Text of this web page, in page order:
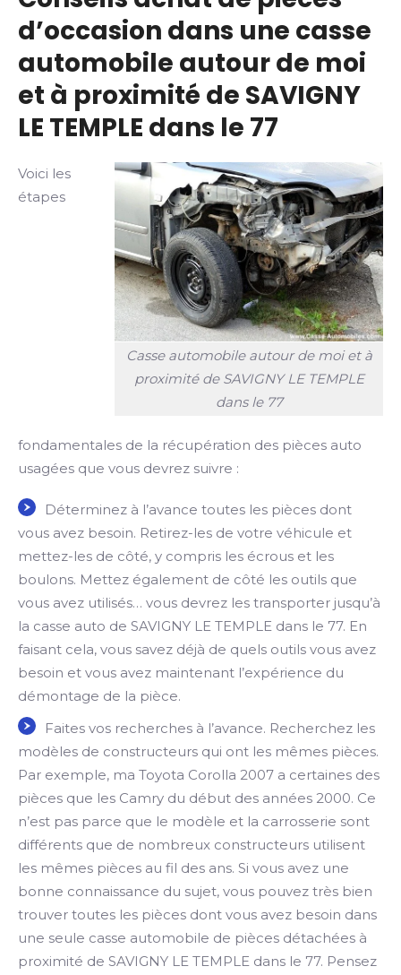
d’occasion dans une casse
automobile autour de moi
et à proximité de SAVIGNY
LE TEMPLE dans le 77
Casse automobile autour de moi et à
proximité de SAVIGNY LE TEMPLE
dans le 77
Voici les
étapes
fondamentales de la récupération des pièces auto
usagées que vous devrez suivre :
Déterminez à l’avance toutes les pièces dont
vous avez besoin. Retirez-les de votre véhicule et
mettez-les de côté, y compris les écrous et les
boulons. Mettez également de côté les outils que
vous avez utilisés… vous devrez les transporter jusqu’à
la casse auto de SAVIGNY LE TEMPLE dans le 77. En
faisant cela, vous savez déjà de quels outils vous avez
besoin et vous avez maintenant l’expérience du
démontage de la pièce.
Faites vos recherches à l’avance. Recherchez les
modèles de constructeurs qui ont les mêmes pièces.
Par exemple, ma Toyota Corolla 2007 a certaines des
pièces que les Camry du début des années 2000. Ce
n’est pas parce que le modèle et la carrosserie sont
différents que de nombreux constructeurs utilisent
les mêmes pièces au fil des ans. Si vous avez une
bonne connaissance du sujet, vous pouvez très bien
trouver toutes les pièces dont vous avez besoin dans
une seule casse automobile de pièces détachées à
proximité de SAVIGNY LE TEMPLE dans le 77. Pensez